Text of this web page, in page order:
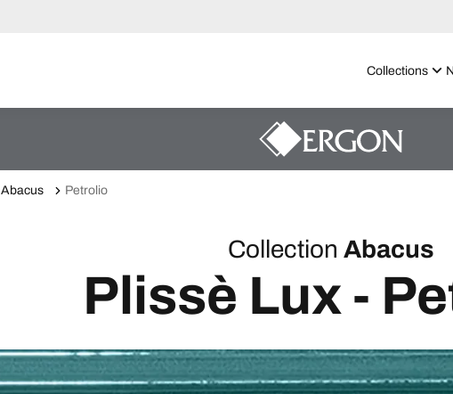
Collections
Abacus Petrolio
Collection Abacus
Plissè Lux -